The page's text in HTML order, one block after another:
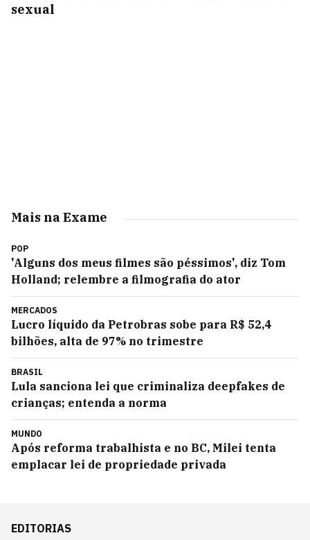
sexual
Mais na Exame
POP
'Alguns dos meus filmes são péssimos', diz Tom
Holland; relembre a filmografia do ator
MERCADOS
Lucro líquido da Petrobras sobe para R$ 52,4
bilhões, alta de 97% no trimestre
BRASIL
Lula sanciona lei que criminaliza deepfakes de
crianças; entenda a norma
MUNDO
Após reforma trabalhista e no BC, Milei tenta
emplacar lei de propriedade privada
EDITORIAS